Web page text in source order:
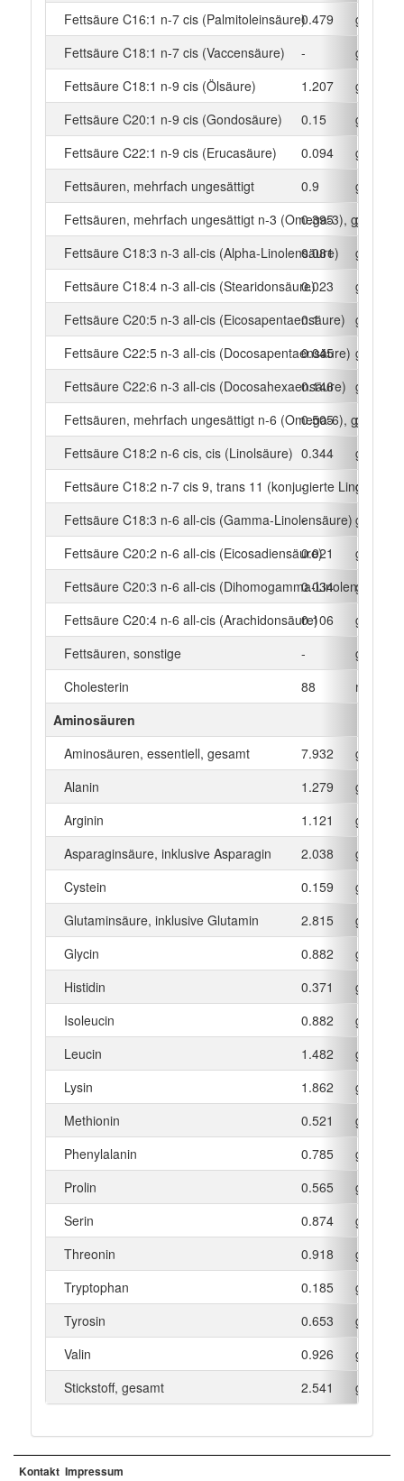
Fettsäure C16:1 n-7 cis (Palmitoleinsäure)0.479
g
Fettsäure C18:1 n-7 cis (Vaccensäure)
-
g
Fettsäure C18:1 n-9 cis (Ölsäure)
1.207
g
Fettsäure C20:1 n-9 cis (Gondosäure)
0.15
g
Fettsäure C22:1 n-9 cis (Erucasäure)
0.094
g
Fettsäuren, mehrfach ungesättigt
0.9
g
Fettsäuren, mehrfach ungesättigt n-3 (Omega-3), gesamt
0.395
g
Fettsäure C18:3 n-3 all-cis (Alpha-Linolensäure)
0.081
g
Fettsäure C18:4 n-3 all-cis (Stearidonsäure)0.023
g
Fettsäure C20:5 n-3 all-cis (Eicosapentaensäure)
0.1
g
Fettsäure C22:5 n-3 all-cis (Docosapentaensäure)
0.045
g
Fettsäure C22:6 n-3 all-cis (Docosahexaensäure)
0.146
g
Fettsäuren, mehrfach ungesättigt n-6 (Omega-6), gesamt
0.505
g
Fettsäure C18:2 n-6 cis, cis (Linolsäure) 0.344
g
Fettsäure C18:2 n-7 cis 9, trans 11 (konjugierte Linolsäure)
-
g
Fettsäure C18:3 n-6 all-cis (Gamma-Linolensäure)
-
g
Fettsäure C20:2 n-6 all-cis (Eicosadiensäure)
0.021
g
Fettsäure C20:3 n-6 all-cis (Dihomogamma-Linolensäure)
0.034
g
Fettsäure C20:4 n-6 all-cis (Arachidonsäure)0.106
g
Fettsäuren, sonstige
-
g
Cholesterin
88
mg
Aminosäuren
Aminosäuren, essentiell, gesamt
7.932
g
Alanin
1.279
g
Arginin
1.121
g
Asparaginsäure, inklusive Asparagin
2.038
g
Cystein
0.159
g
Glutaminsäure, inklusive Glutamin
2.815
g
Glycin
0.882
g
Histidin
0.371
g
Isoleucin
0.882
g
Leucin
1.482
g
Lysin
1.862
g
Methionin
0.521
g
Phenylalanin
0.785
g
Prolin
0.565
g
Serin
0.874
g
Threonin
0.918
g
Tryptophan
0.185
g
Tyrosin
0.653
g
Valin
0.926
g
Stickstoff, gesamt
2.541 g
Kontakt Impressum